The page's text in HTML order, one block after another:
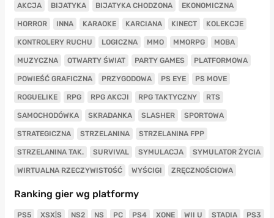
AKCJA BIJATYKA BIJATYKA CHODZONA EKONOMICZNA
HORROR INNA KARAOKE KARCIANA KINECT KOLEKCJE
KONTROLERY RUCHU LOGICZNA MMO MMORPG MOBA
MUZYCZNA OTWARTY ŚWIAT PARTY GAMES PLATFORMOWA
POWIEŚĆ GRAFICZNA PRZYGODOWA PS EYE PS MOVE
ROGUELIKE RPG RPG AKCJI RPG TAKTYCZNY RTS
SAMOCHODÓWKA SKRADANKA SLASHER SPORTOWA
STRATEGICZNA STRZELANINA STRZELANINA FPP
STRZELANINA TAK. SURVIVAL SYMULACJA SYMULATOR ŻYCIA
WIRTUALNA RZECZYWISTOŚĆ WYŚCIGI ZRĘCZNOŚCIOWA
Ranking gier wg platformy
PS5 XSX|S NS2 NS PC PS4 XONE WII U STADIA PS3